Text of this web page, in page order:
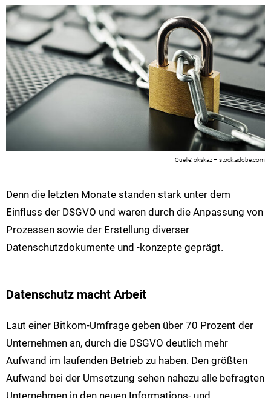
okskaz – stock.adobe.com
Denn die letzten Monate standen stark unter dem
Einfluss der DSGVO und waren durch die Anpassung von
Prozessen sowie der Erstellung diverser
Datenschutzdokumente und -konzepte geprägt.
Datenschutz macht Arbeit
Laut einer Bitkom-Umfrage geben über 70 Prozent der
Unternehmen an, durch die DSGVO deutlich mehr
Aufwand im laufenden Betrieb zu haben. Den größten
Aufwand bei der Umsetzung sehen nahezu alle befragten